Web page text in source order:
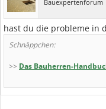
Bauexpertenforum
hast du die probleme in
Schnäppchen:
>> Das Bauherren-